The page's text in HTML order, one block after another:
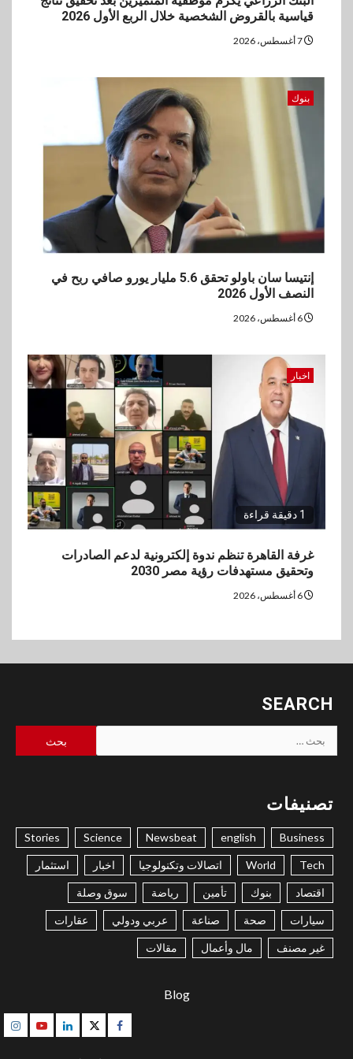
قياسية بالقروض الشخصية خلال الربع الأول 2026
بنوك
إنتيسا سان باولو تحقق 5.6 مليار يورو صافي ربح في
النصف الأول 2026
اخبار
1 دقيقة قراءة
غرفة القاهرة تنظم ندوة إلكترونية لدعم الصادرات
وتحقيق مستهدفات رؤية مصر 2030
SEARCH
البحث
عن:
تصنيفات
Business
english
Newsbeat
Science
Stories
Tech
World اتصالات وتكنولوجيا اخبار استثمار
اقتصاد بنوك تأمين رياضة سوق وصلة
سيارات صحة صناعة عربي ودولي عقارات
غير مصنف مال وأعمال مقالات
Blog
Facebook
Twitter
Linkedin
Youtube